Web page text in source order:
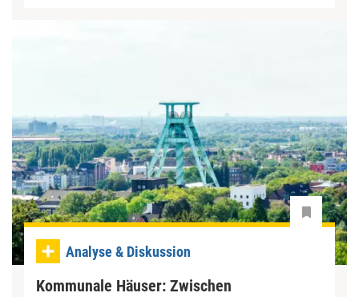
Analyse & Diskussion
Kommunale Häuser: Zwischen